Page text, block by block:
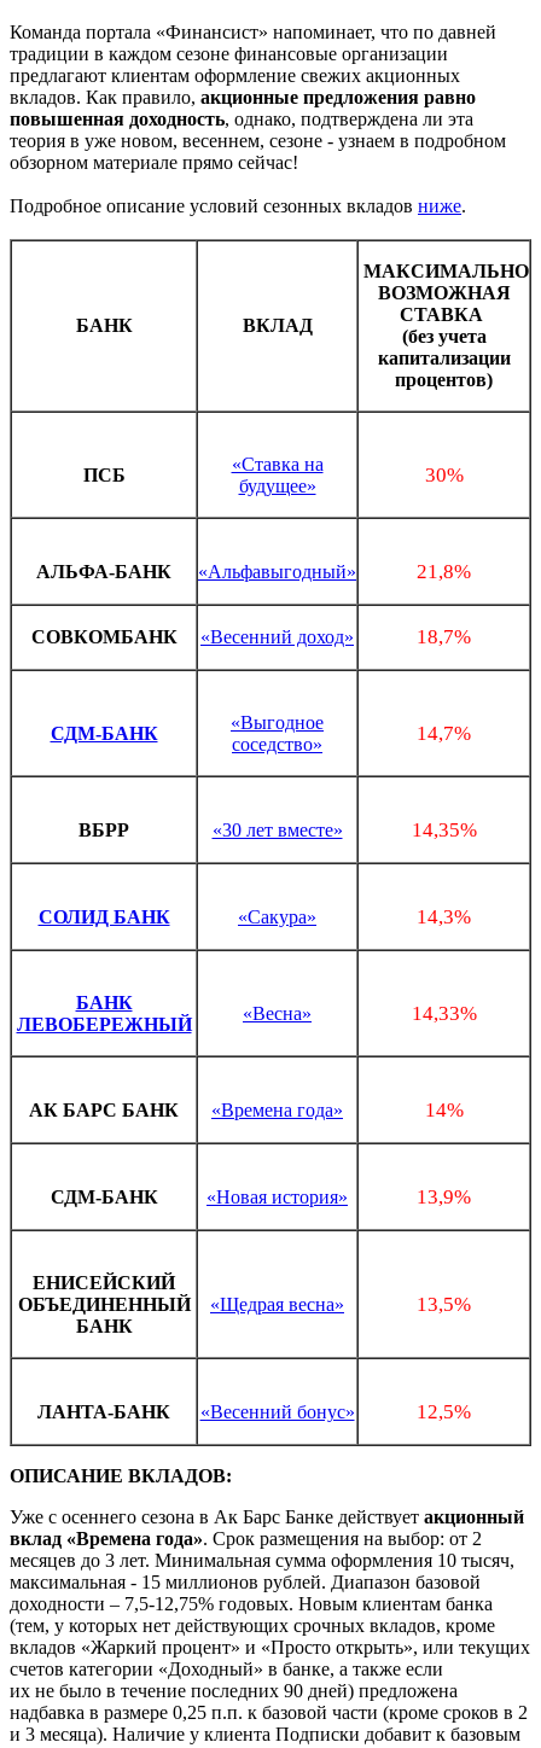
Команда портала «Финансист» напоминает, что по давней
традиции в каждом сезоне финансовые организации
предлагают клиентам оформление свежих акционных
вкладов. Как правило, акционные предложения равно
повышенная доходность, однако, подтверждена ли эта
теория в уже новом, весеннем, сезоне - узнаем в подробном
обзорном материале прямо сейчас!
Подробное описание условий сезонных вкладов ниже.
БАНК ВКЛАД
МАКСИМАЛЬНО
ВОЗМОЖНАЯ
СТАВКА
(без учета
капитализации
процентов)
ПСБ
«Ставка на
будущее»
30%
АЛЬФА-БАНК «Альфавыгодный» 21,8%
СОВКОМБАНК «Весенний доход» 18,7%
СДМ-БАНК
«Выгодное
соседство»
14,7%
ВБРР «30 лет вместе» 14,35%
СОЛИД БАНК «Сакура» 14,3%
БАНК
ЛЕВОБЕРЕЖНЫЙ
«Весна» 14,33%
АК БАРС БАНК «Времена года» 14%
СДМ-БАНК «Новая история» 13,9%
ЕНИСЕЙСКИЙ
ОБЪЕДИНЕННЫЙ
БАНК
«Щедрая весна» 13,5%
ЛАНТА-БАНК «Весенний бонус» 12,5%
ОПИСАНИЕ ВКЛАДОВ:
Уже с осеннего сезона в Ак Барс Банке действует акционный
вклад «Времена года». Срок размещения на выбор: от 2
месяцев до 3 лет. Минимальная сумма оформления 10 тысяч,
максимальная - 15 миллионов рублей. Диапазон базовой
доходности – 7,5-12,75% годовых. Новым клиентам банка
(тем, у которых нет действующих срочных вкладов, кроме
вкладов «Жаркий процент» и «Просто открыть», или текущих
счетов категории «Доходный» в банке, а также если
их не было в течение последних 90 дней) предложена
надбавка в размере 0,25 п.п. к базовой части (кроме сроков в 2
и 3 месяца). Наличие у клиента Подписки добавит к базовым